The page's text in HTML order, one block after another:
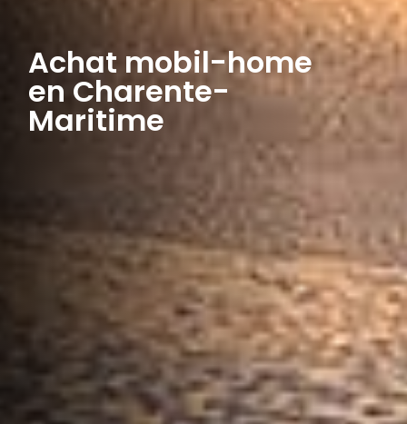
Achat mobil-home
en Charente-
Maritime